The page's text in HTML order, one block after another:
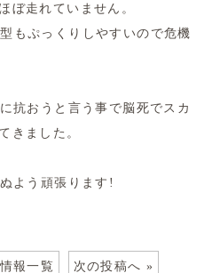
ぼ走れていません。
もぷっくりしやすいので危機
抗おうと言う事で脳死でスカ
きました。
よう頑張ります!
報一覧 次の投稿へ »